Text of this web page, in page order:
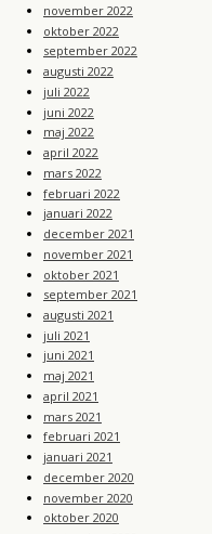
november 2022
oktober 2022
september 2022
augusti 2022
juli 2022
juni 2022
maj 2022
april 2022
mars 2022
februari 2022
januari 2022
december 2021
november 2021
oktober 2021
september 2021
augusti 2021
juli 2021
juni 2021
maj 2021
april 2021
mars 2021
februari 2021
januari 2021
december 2020
november 2020
oktober 2020